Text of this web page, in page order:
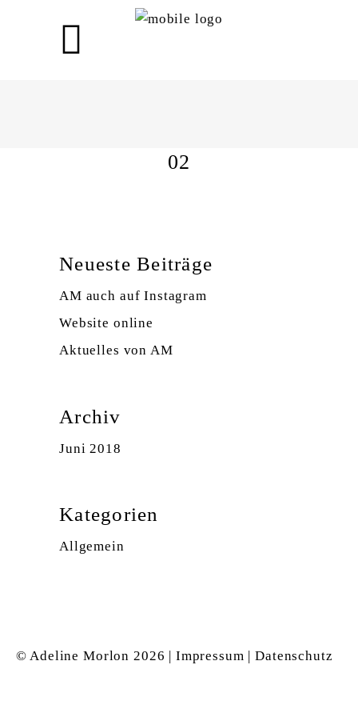
02
Neueste Beiträge
AM auch auf Instagram
Website online
Aktuelles von AM
Archiv
Juni 2018
Kategorien
Allgemein
© Adeline Morlon 2026 | Impressum |Datenschutz